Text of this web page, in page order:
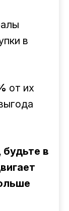
в
от их
в